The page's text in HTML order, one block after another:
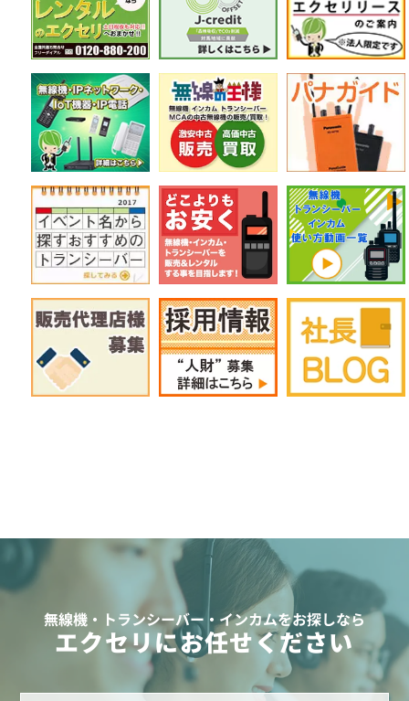
無線機・トランシーバー・インカムをお探しなら
エクセリにお任せください